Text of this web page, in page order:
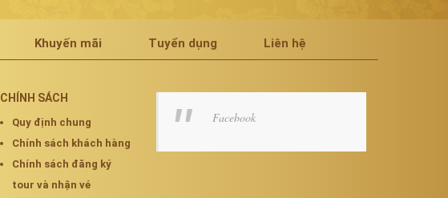
Khuyến mãi Tuyển dụng Liên hệ
CHÍNH SÁCH
Quy định chung
Chính sách khách hàng
Chính sách đăng ký
tour và nhận vé
Facebook